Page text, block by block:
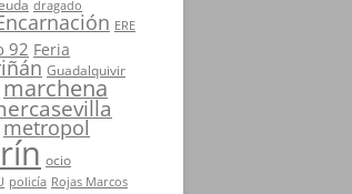
dragado
ERE
92 Feria
Guadalquivir
marchena
metropol
ocio
policía Rojas Marcos